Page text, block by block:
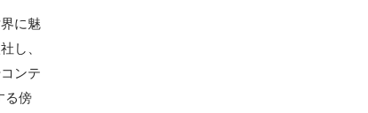
に魅
し、
ンテ
る傍